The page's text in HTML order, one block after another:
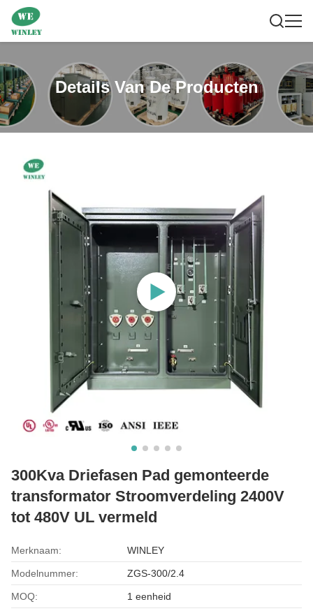
Details Van De Producten
300Kva Driefasen Pad gemonteerde
transformator Stroomverdeling 2400V
tot 480V UL vermeld
Merknaam: WINLEY
Modelnummer: ZGS-300/2.4
MOQ: 1 eenheid